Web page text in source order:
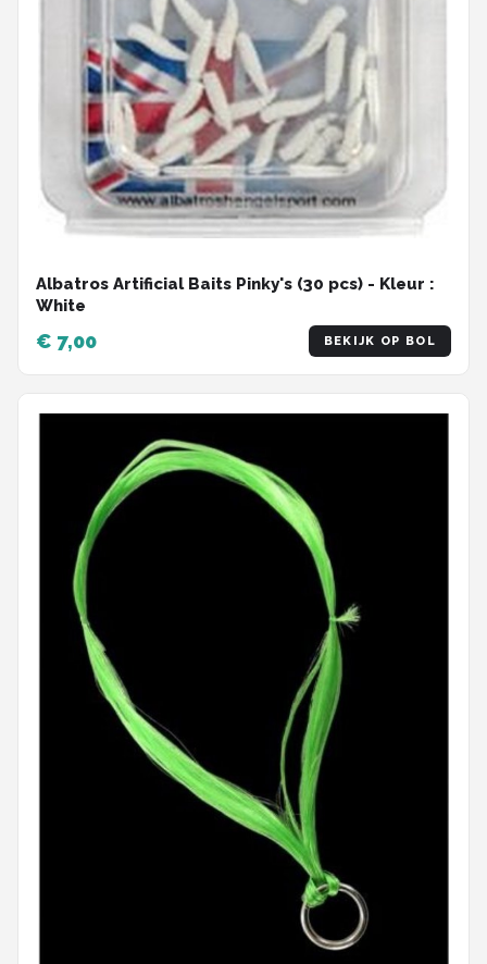
Albatros Artificial Baits Pinky's (30 pcs) - Kleur :
White
€ 7,00 BEKIJK OP BOL